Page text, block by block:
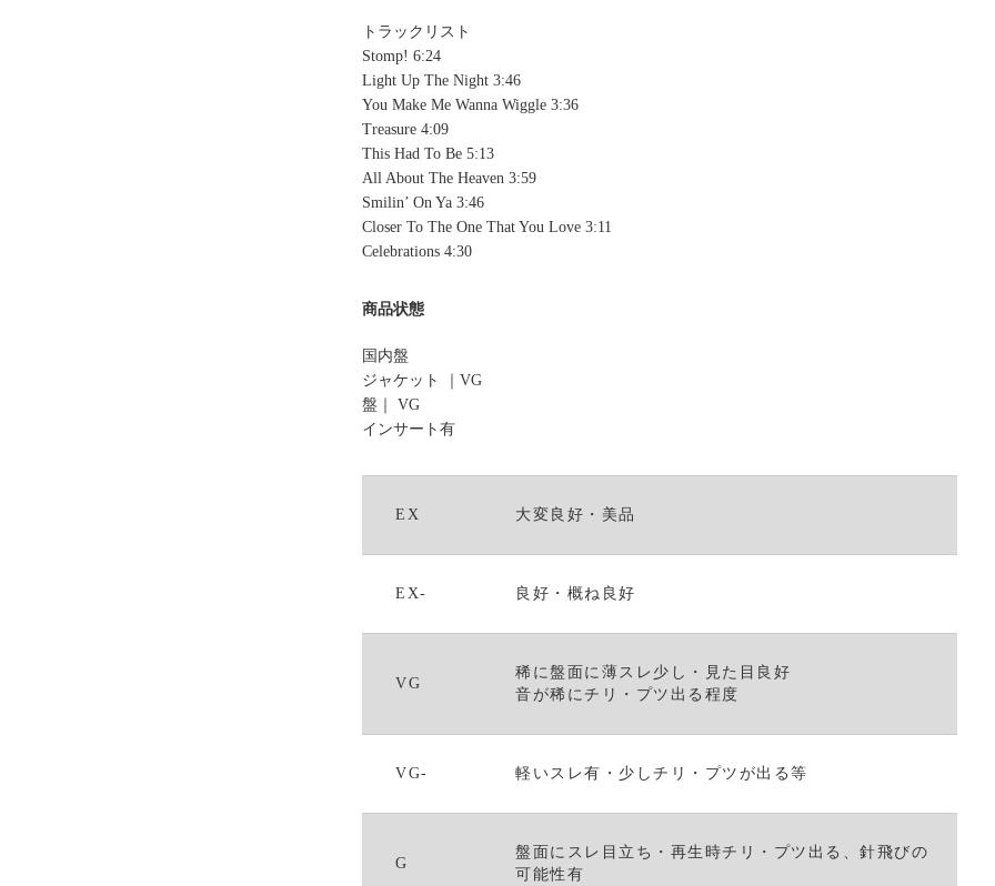
トラックリスト
Stomp! 6:24
Light Up The Night 3:46
You Make Me Wanna Wiggle 3:36
Treasure 4:09
This Had To Be 5:13
All About The Heaven 3:59
Smilin’ On Ya 3:46
Closer To The One That You Love 3:11
Celebrations 4:30
商品状態
国内盤
ジャケット ｜VG
盤｜ VG
インサート有
EX 大変良好・美品
EX- 良好・概ね良好
VG
稀に盤面に薄スレ少し・見た目良好
音が稀にチリ・プツ出る程度
VG- 軽いスレ有・少しチリ・プツが出る等
G
盤面にスレ目立ち・再生時チリ・プツ出る、針飛びの
可能性有